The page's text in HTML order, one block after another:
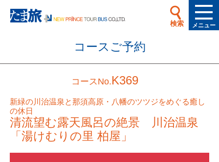
検索 メニュー
コースご予約
コースNo.K369
新緑の川治温泉と那須高原・八幡のツツジをめぐる癒し
の休日
清流望む露天風呂の絶景 川治温泉
「湯けむりの里 柏屋」